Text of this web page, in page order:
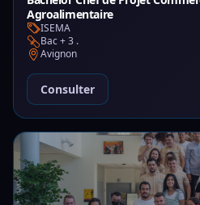
Agroalimentaire
ISEMA
Bac + 3 .
Avignon
Consulter